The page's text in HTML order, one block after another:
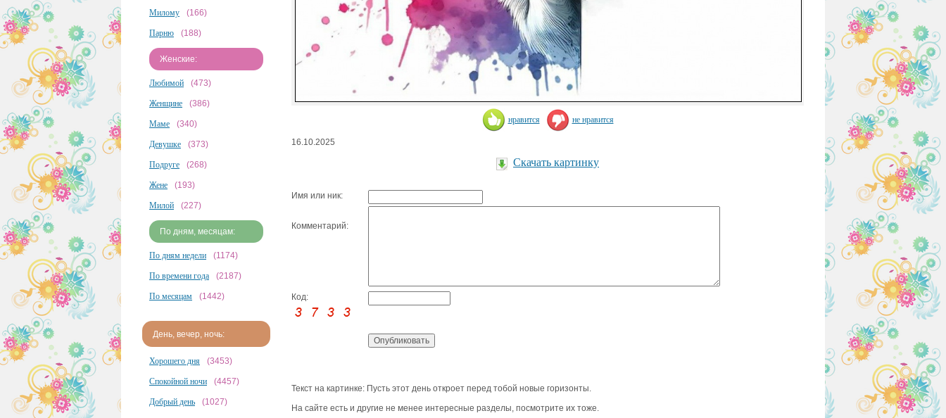
Милому (166)
Парню (188)
Женские:
Любимой (473)
Женщине (386)
Маме (340)
Девушке (373)
Подруге (268)
Жене (193)
Милой (227)
По дням, месяцам:
По дням недели (1174)
По времени года (2187)
По месяцам (1442)
День, вечер, ночь:
Хорошего дня (3453)
Спокойной ночи (4457)
Добрый день (1027)
нравится не нравится
16.10.2025
Скачать картинку
Имя или ник:
Комментарий:
Код:
Текст на картинке: Пусть этот день откроет перед тобой новые горизонты.
На сайте есть и другие не менее интересные разделы, посмотрите их тоже.